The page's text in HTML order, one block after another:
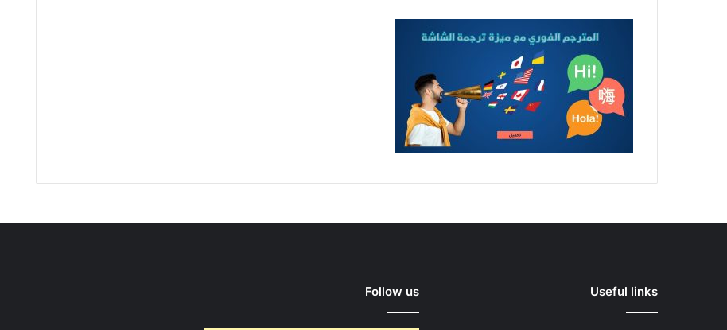
Useful links
Follow us